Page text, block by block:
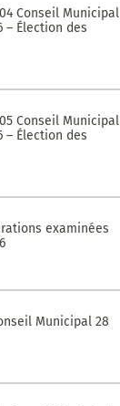
Conseil Municipal
– Élection des
Conseil Municipal
– Élection des
examinées
Municipal 28